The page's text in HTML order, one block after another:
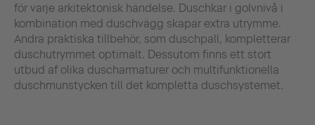
för varje arkitektonisk händelse. Duschkar i golvnivå i
kombination med duschvägg skapar extra utrymme.
Andra praktiska tillbehör, som duschpall, kompletterar
duschutrymmet optimalt. Dessutom finns ett stort
utbud af olika duscharmaturer och multifunktionella
duschmunstycken till det kompletta duschsystemet.